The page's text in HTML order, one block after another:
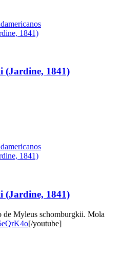
1841)
(Jardine, 1841)
1841)
(Jardine, 1841)
de Myleus schomburgkii. Mola
[/youtube]